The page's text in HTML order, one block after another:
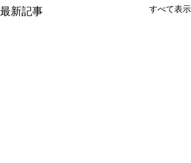
最新記事 すべて表示